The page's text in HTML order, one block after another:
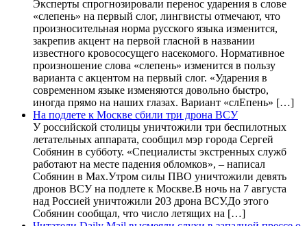
Эксперты спрогнозировали перенос ударения в слове
«слепень» на первый слог, лингвисты отмечают, что
произносительная норма русского языка изменится,
закрепив акцент на первой гласной в названии
известного кровососущего насекомого. Нормативное
произношение слова «слепень» изменится в пользу
варианта с акцентом на первый слог. «Ударения в
современном языке изменяются довольно быстро,
иногда прямо на наших глазах. Вариант «слЕпень» […]
На подлете к Москве сбили три дрона ВСУ
У российской столицы уничтожили три беспилотных
летательных аппарата, сообщил мэр города Сергей
Собянин в субботу. «Специалисты экстренных служб
работают на месте падения обломков», – написал
Собянин в Max.Утром силы ПВО уничтожили девять
дронов ВСУ на подлете к Москве.В ночь на 7 августа
над Россией уничтожили 203 дрона ВСУ.До этого
Собянин сообщал, что число летящих на […]